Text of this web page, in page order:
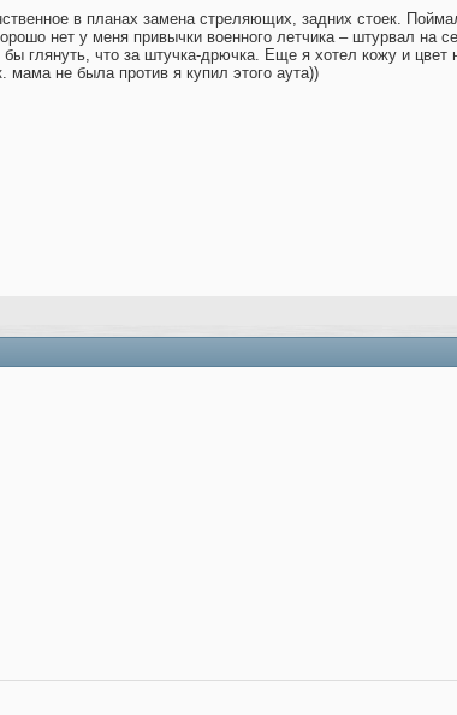
в планах замена стреляющих, задних стоек.
нет у меня привычки военного летчика – штурвал на
глянуть, что за штучка-дрючка. Еще я хотел кожу и
мама не была против я купил этого аута))